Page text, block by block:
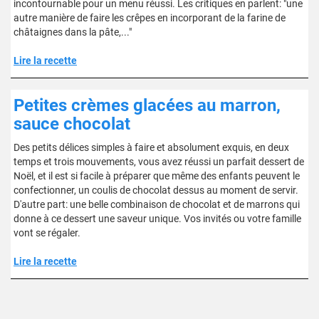
incontournable pour un menu réussi. Les critiques en parlent: "une
autre manière de faire les crêpes en incorporant de la farine de
châtaignes dans la pâte,..."
Lire la recette
Petites crèmes glacées au marron,
sauce chocolat
Des petits délices simples à faire et absolument exquis, en deux
temps et trois mouvements, vous avez réussi un parfait dessert de
Noël, et il est si facile à préparer que même des enfants peuvent le
confectionner, un coulis de chocolat dessus au moment de servir.
D'autre part: une belle combinaison de chocolat et de marrons qui
donne à ce dessert une saveur unique. Vos invités ou votre famille
vont se régaler.
Lire la recette